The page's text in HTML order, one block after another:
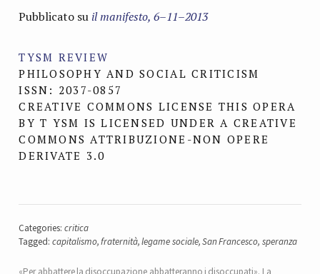
Pubblicato su il manifesto, 6–11–2013
TYSM REVIEW
PHILOSOPHY AND SOCIAL CRITICISM
ISSN: 2037-0857
CREATIVE COMMONS LICENSE THIS OPERA
BY T YSM IS LICENSED UNDER A CREATIVE
COMMONS ATTRIBUZIONE-NON OPERE
DERIVATE 3.0
Categories: critica
Tagged: capitalismo,fraternità,legame sociale,San Francesco, speranza
«Per abbattere la disoccupazione abbatteranno i disoccupati». La